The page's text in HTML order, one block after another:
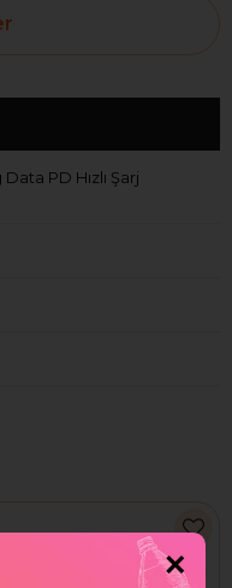
PD Hızlı Şarj
×